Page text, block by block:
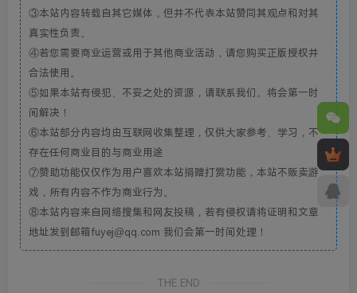
③本站内容转载自其它媒体，但并不代表本站赞同其观点和对其
真实性负责。
④若您需要商业运营或用于其他商业活动，请您购买正版授权并
合法使用。
⑤如果本站有侵犯、不妥之处的资源，请联系我们。将会第一时
间解决！
⑥本站部分内容均由互联网收集整理，仅供大家参考、学习，不
存在任何商业目的与商业用途
⑦赞助功能仅仅作为用户喜欢本站捐赠打赏功能，本站不贩卖游
戏，所有内容不作为商业行为。
⑧本站内容来自网络搜集和网友投稿，若有侵权请将证明和文章
地址发到邮箱fuyej@qq.com 我们会第一时间处理！
THE END